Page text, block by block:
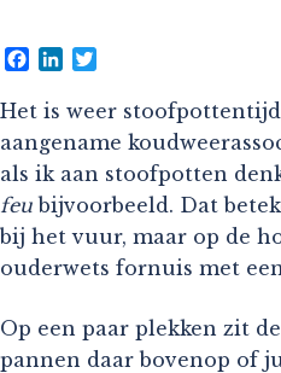
Facebook
LinkedIn
Het is weer
aangename
als ik aan stoofpotten
feu bijvoorbeeld. Dat
bij het vuur, maar op de
ouderwets fornuis met
Op een paar plekken zit
pannen daar bovenop of